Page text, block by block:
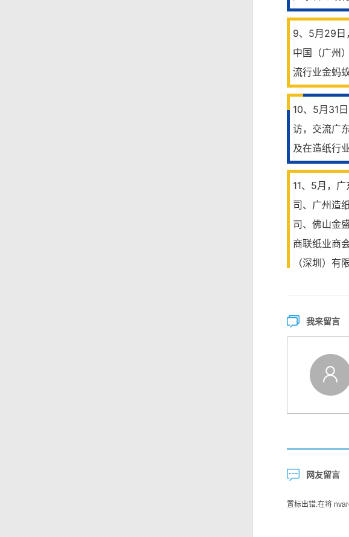
9、5月29日
中国（广州
流行业金蚂
10、5月31
访，交流广
及在造纸行
11、5月，
司、广州造
司、佛山金
商联纸业商
（深圳）有
我来留言
网友留言
置标出错:在将